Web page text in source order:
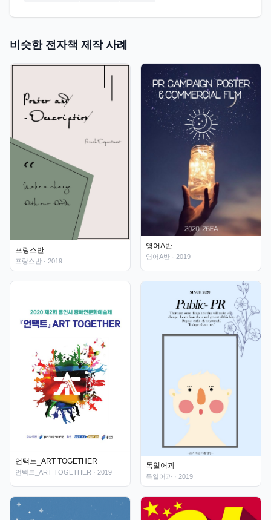
비슷한 전자책 제작 사례
프랑스반
프랑스반 · 2019
영어A반
영어A반 · 2019
언택트_ART TOGETHER
언택트_ART TOGETHER · 2019
독일어과
독일어과 · 2019